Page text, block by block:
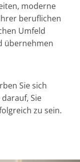
moderne
beruflichen
Umfeld
übernehmen
Sie sich
Sie
zu sein.